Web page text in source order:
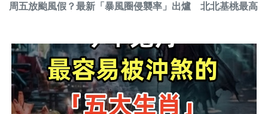
周五放颱風假？最新「暴風圈侵襲率」出爐 北北基桃最高